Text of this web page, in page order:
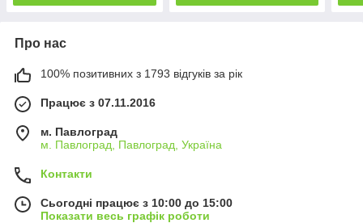
Про нас
100% позитивних з 1793 відгуків за рік
Працює з 07.11.2016
м. Павлоград
м. Павлоград, Павлоград, Україна
Контакти
Сьогодні працює з 10:00 до 15:00
Показати весь графік роботи